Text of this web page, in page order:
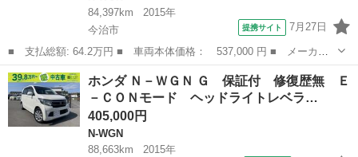
84,397km
2015年
今治市
提携サイト 7月27日
■ 支払総額: 64.2万円 ■ 車両本体価格： 537,000 円 ■ メーカー
名： ホンダ ■ 車種名： Ｎ－ＷＧＮ ■ グレード名： Ｇ・スタ
イリッシュパッケージ ＨＩＤ・ＣＤプレーヤー・ＵＳＢ入力ポー
ト・純正ＡＷ・...
愛媛 今治市 N-WGN
ホンダ Ｎ－ＷＧＮ Ｇ 保証付 修復歴無 Ｅ
－ＣＯＮモード ヘッドライトレベラ…
405,000円
N-WGN
88,663km
2015年